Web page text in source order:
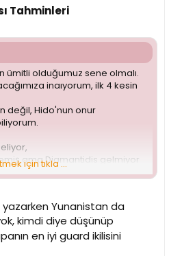
Tahminleri
ümitli olduğumuz sene olmalı.
inaıyorum, ilk 4 kesin
değil, Hido'nun onur
ama Diamantidis gelmiyor
o.
için tıkla ...
yazarken Yunanistan da
kimdi diye düşünüp
en iyi guard ikilisini